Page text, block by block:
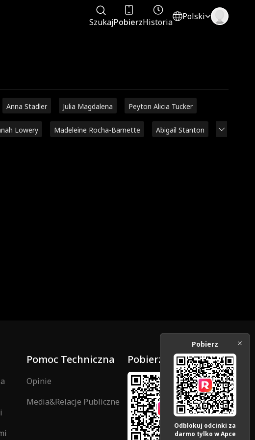
SzukajPobierzHistoria
Polski
Anna Stadler Julia Magdalena Peyton Alicia Tucker
Lowery Madeleine Rocha-Barnette Abigail Stanton
Pomoc Techniczna
Opinie
Media&Relacje Publiczne
Pobierz
Pobierz
Odblokuj odcinki za
darmo tylko w Apce